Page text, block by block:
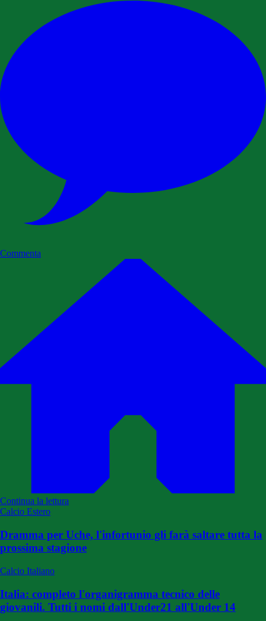
Commenta
Continua la lettura
Calcio Estero
Dramma per Uche, l'infortunio gli farà saltare tutta la
prossima stagione
Calcio Italiano
Italia: completo l'organigramma tecnico delle
giovanili. Tutti i nomi dall'Under21 all'Under 14